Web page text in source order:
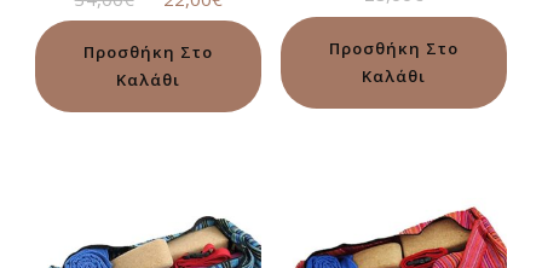
από 5
price
was:
34,00€.
τρέχουσα
τιμή
είναι:
22,00€.
Προσθήκη Στο
Καλάθι
Προσθήκη Στο
Καλάθι